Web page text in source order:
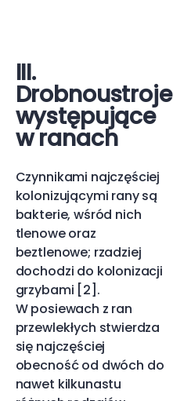
III.
Drobnoustroje
występujące
w ranach
Czynnikami najczęściej
kolonizującymi rany są
bakterie, wśród nich
tlenowe oraz
beztlenowe; rzadziej
dochodzi do kolonizacji
grzybami [2].
W posiewach z ran
przewlekłych stwierdza
się najczęściej
obecność od dwóch do
nawet kilkunastu